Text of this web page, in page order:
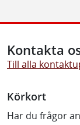
Kontakta
Till alla
Körkort
Har du frågor